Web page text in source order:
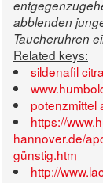
abblenden
Taucheruhren
Related keys:
sildenafil
potenzmittel
https://
hannover.de/
günstig.htm
http://